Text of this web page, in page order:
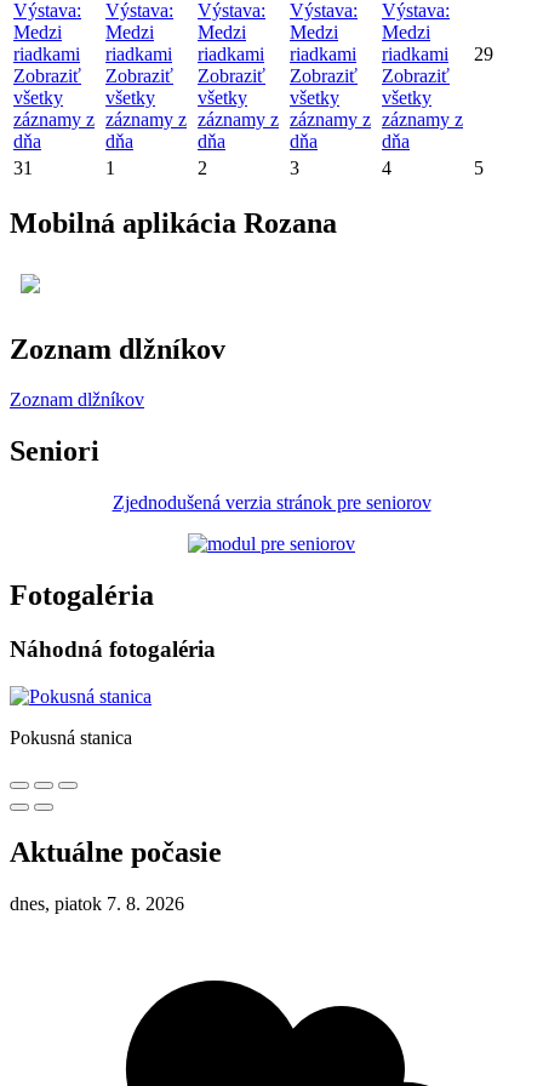
Výstava:
Medzi
riadkami
Zobraziť
všetky
záznamy z
dňa
Výstava:
Medzi
riadkami
Zobraziť
všetky
záznamy z
dňa
Výstava:
Medzi
riadkami
Zobraziť
všetky
záznamy z
dňa
Výstava:
Medzi
riadkami
Zobraziť
všetky
záznamy z
dňa
Výstava:
Medzi
riadkami
Zobraziť
všetky
záznamy z
dňa
29
31 1 2 3 4 5
Mobilná aplikácia Rozana
Zoznam dlžníkov
Zoznam dlžníkov
Seniori
Zjednodušená verzia stránok pre seniorov
Fotogaléria
Náhodná fotogaléria
Pokusná stanica
Aktuálne počasie
dnes, piatok 7. 8. 2026